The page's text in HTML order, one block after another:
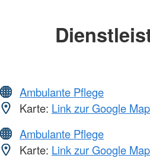
Ambulante Pflege
Karte: Link zur Google
Ambulante Pflege
Karte: Link zur Google